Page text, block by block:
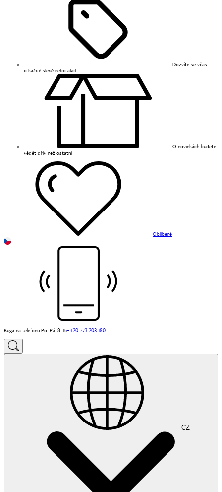
Dozvíte se včas
o každé slevě nebo akci
O novinkách budete
vědět dřív než ostatní
Oblíbené
Buga na telefonu Po–Pá: 8–15+420 773 203 180
CZ